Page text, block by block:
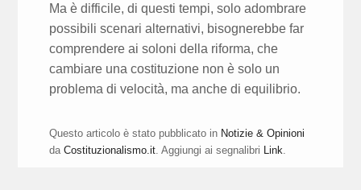
Ma è difficile, di questi tempi, solo adombrare
possibili scenari alternativi, bisognerebbe far
comprendere ai soloni della riforma, che
cambiare una costituzione non è solo un
problema di velocità, ma anche di equilibrio.
Questo articolo è stato pubblicato in Notizie & Opinioni
daCostituzionalismo.it . Aggiungi ai segnalibri Link